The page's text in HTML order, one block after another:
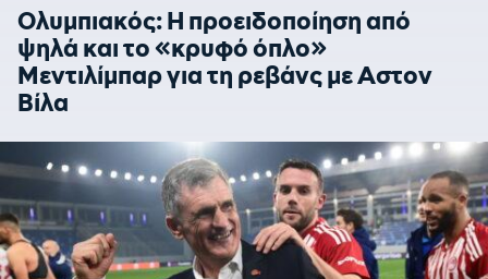
Ολυμπιακός: Η προειδοποίηση από
ψηλά και το «κρυφό όπλο»
Μεντιλίμπαρ για τη ρεβάνς με Αστον
Βίλα